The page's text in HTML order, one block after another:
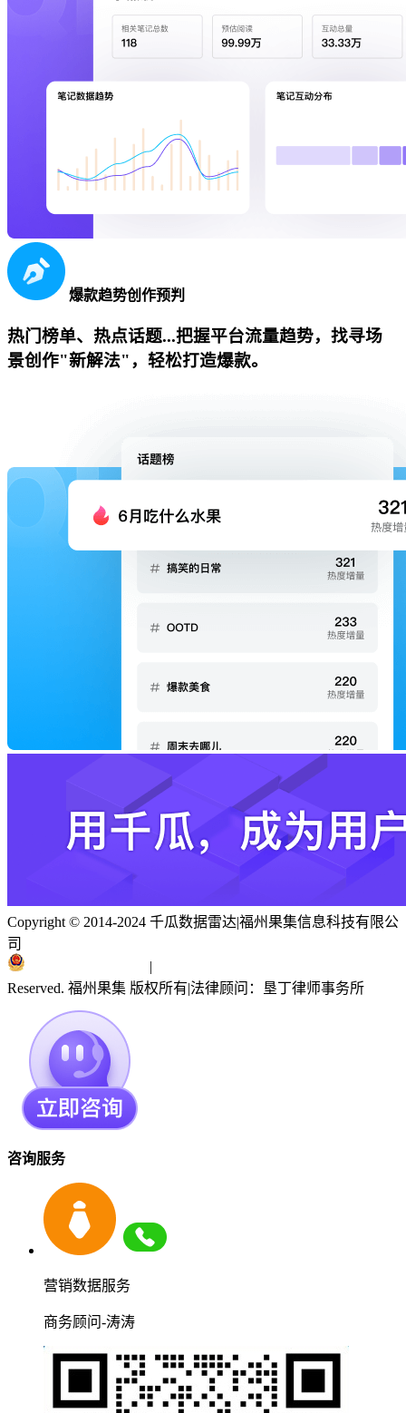
爆款趋势创作预判
热门榜单、热点话题...把握平台流量趋势，找寻场
景创作"新解法"，轻松打造爆款。
Copyright © 2014-2024 千瓜数据雷达|福州果集信息科技有限公
司
|
Reserved. 福州果集 版权所有|法律顾问：垦丁律师事务所
咨询服务
营销数据服务
商务顾问-涛涛